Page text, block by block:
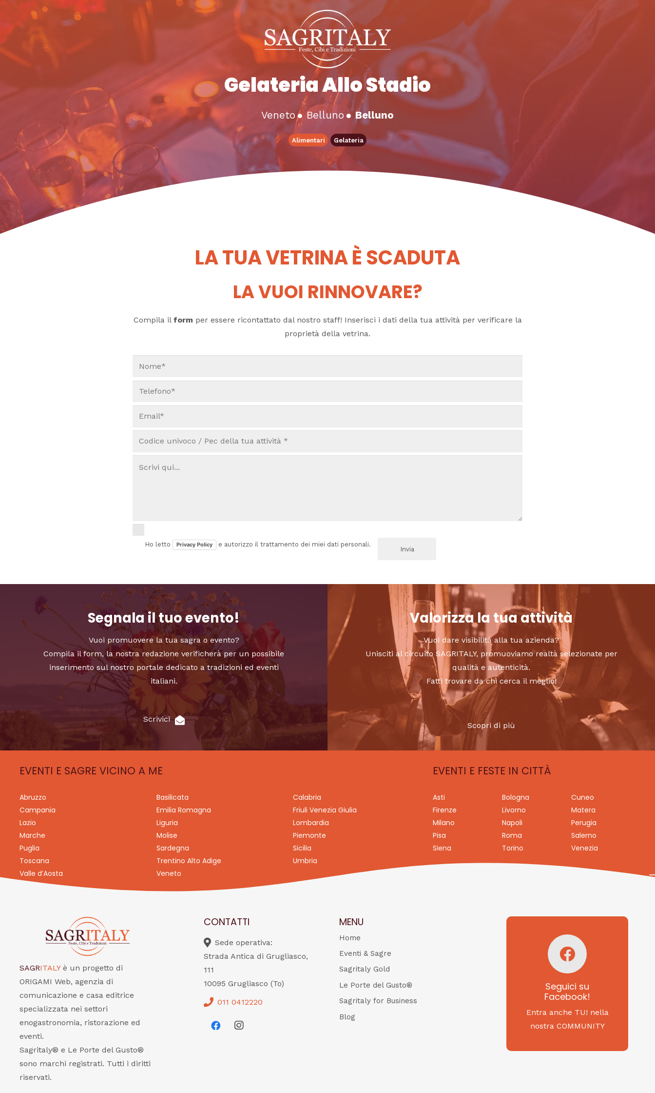
Gelateria Allo Stadio
Veneto●Belluno ●Belluno
Alimentari Gelateria
LA TUA VETRINA È SCADUTA
LA VUOI RINNOVARE?
Compila il form per essere ricontattato dal nostro staff! Inserisci i dati della tua attività per verificare la
proprietà della vetrina.
Ho letto Privacy Policy e autorizzo il trattamento dei miei dati personali.
Segnala il tuo evento!
Vuoi promuovere la tua sagra o evento?
Compila il form, la nostra redazione verificherà per un possibile
inserimento sul nostro portale dedicato a tradizioni ed eventi
italiani.
Scrivici
Valorizza la tua attività
Vuoi dare visibilità alla tua azienda?
Unisciti al circuito SAGRITALY, promuoviamo realtà selezionate per
qualità e autenticità.
Fatti trovare da chi cerca il meglio!
Scopri di più
EVENTI E SAGRE VICINO A ME
Abruzzo Basilicata
Calabria
Campania
Emilia Romagna
Friuli Venezia Giulia
Lazio
Liguria
Lombardia
Marche
Molise
Piemonte
Puglia
Sardegna
Sicilia
Toscana
Trentino Alto Adige
Umbria
Valle d’Aosta
Veneto
EVENTI E FESTE IN CITTÀ
Asti Bologna
Cuneo
Firenze
Livorno
Matera
Milano
Napoli
Perugia
Pisa
Roma
Salerno
Siena
Torino Venezia
SAGRITALY è un progetto di
ORIGAMI Web, agenzia di
comunicazione e casa editrice
specializzata nei settori
enogastronomia, ristorazione ed
eventi.
Sagritaly® e Le Porte del Gusto®
sono marchi registrati. Tutti i diritti
riservati.
CONTATTI
Sede operativa:
Strada Antica di Grugliasco,
111
10095 Grugliasco (To)
011 0412220
MENU
Home
Eventi & Sagre
Sagritaly Gold
Le Porte del Gusto®
Sagritaly for Business
Blog
Seguici su
Facebook!
Entra anche TU! nella
nostra COMMUNITY
Seguici su
Facebook!
SAGRITALY
Feste, cibi e tradizioni
da Nord a Sud...